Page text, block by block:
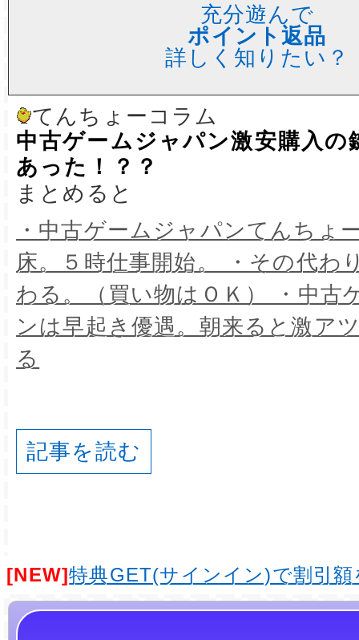
充分遊んで
ポイント返品
詳しく知りたい？
てんちょーコラム
中古ゲームジャパン激安購入の
あった！？？
まとめると
・中古ゲームジャパンてんちょ
床。５時仕事開始。 ・その代わ
わる。（買い物はＯＫ） ・中古
ンは早起き優遇。朝来ると激ア
る
記事を読む
[NEW]特典GET(サインイン)で割引